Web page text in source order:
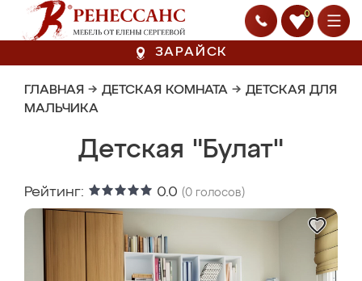
0
ЗАРАЙСК
ГЛАВНАЯ → ДЕТСКАЯ КОМНАТА → ДЕТСКАЯ ДЛЯ
МАЛЬЧИКА
Детская "Булат"
Рейтинг: 0.0 (0 голосов)